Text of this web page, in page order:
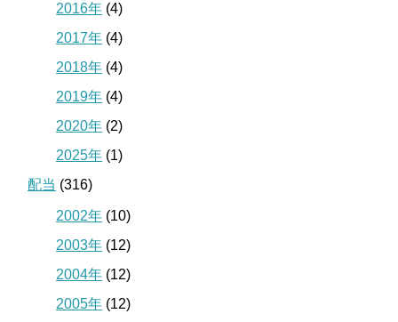
2016年 (4)
2017年 (4)
2018年 (4)
2019年 (4)
2020年 (2)
2025年 (1)
配当 (316)
2002年 (10)
2003年 (12)
2004年 (12)
2005年 (12)